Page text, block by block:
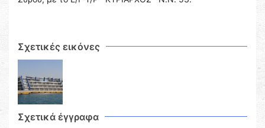
Σχετικές εικόνες
Σχετικά έγγραφα